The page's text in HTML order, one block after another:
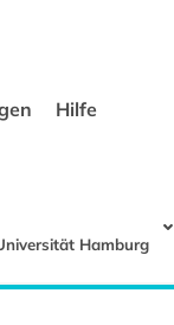
Hilfe
Hamburg